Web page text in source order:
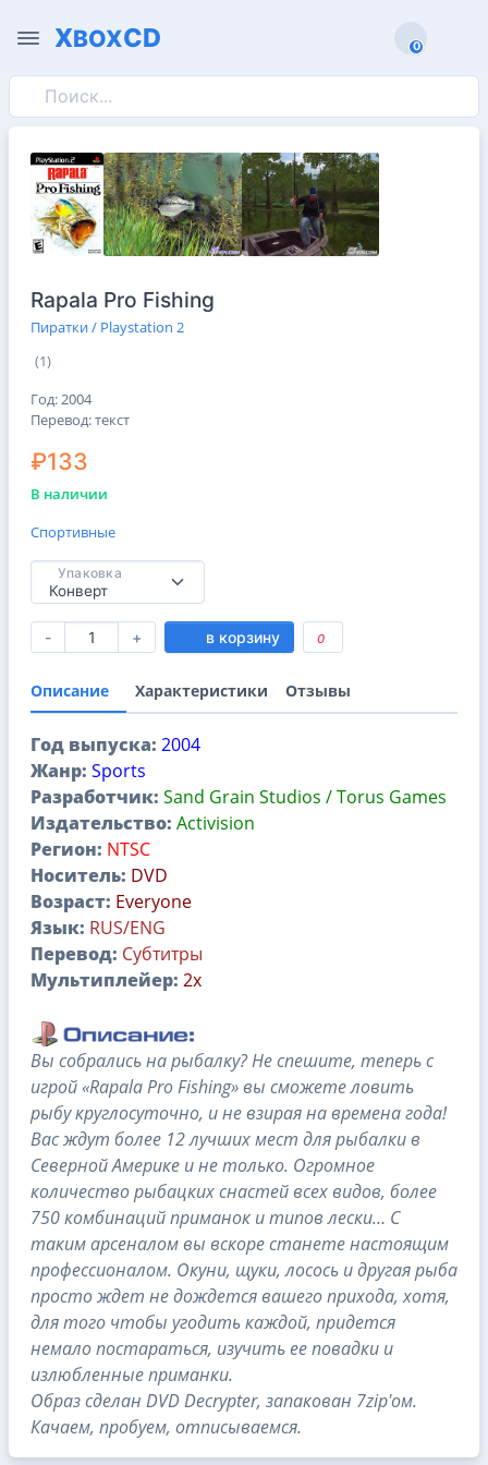
XBOXCD 0
0
Rapala Pro Fishing
Пиратки / Playstation 2
(1)
Год: 2004
Перевод: текст
₽133
В наличии
Спортивные
Упаковка
- + в корзину 0
Описание Характеристики Отзывы
Год выпуска: 2004
Жанр: Sports
Разработчик: Sand Grain Studios / Torus Games
Издательство: Activision
Регион: NTSC
Носитель: DVD
Возраст: Everyone
Язык: RUS/ENG
Перевод: Субтитры
Мультиплейер: 2x
Вы собрались на рыбалку? Не спешите, теперь с
игрой «Rapala Pro Fishing» вы сможете ловить
рыбу круглосуточно, и не взирая на времена года!
Вас ждут более 12 лучших мест для рыбалки в
Северной Америке и не только. Огромное
количество рыбацких снастей всех видов, более
750 комбинаций приманок и типов лески… С
таким арсеналом вы вскоре станете настоящим
профессионалом. Окуни, щуки, лосось и другая рыба
просто ждет не дождется вашего прихода, хотя,
для того чтобы угодить каждой, придется
немало постараться, изучить ее повадки и
излюбленные приманки.
Образ сделан DVD Decrypter, запакован 7zip'ом.
Качаем, пробуем, отписываемся.